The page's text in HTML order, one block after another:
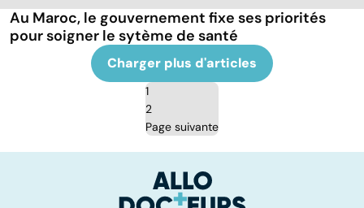
Au Maroc, le gouvernement fixe ses priorités
pour soigner le sytème de santé
Charger plus d'articles
1
2
Page suivante